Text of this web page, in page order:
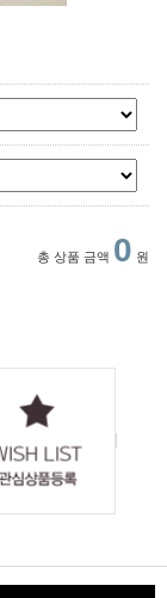
총 상품 금액 0 원